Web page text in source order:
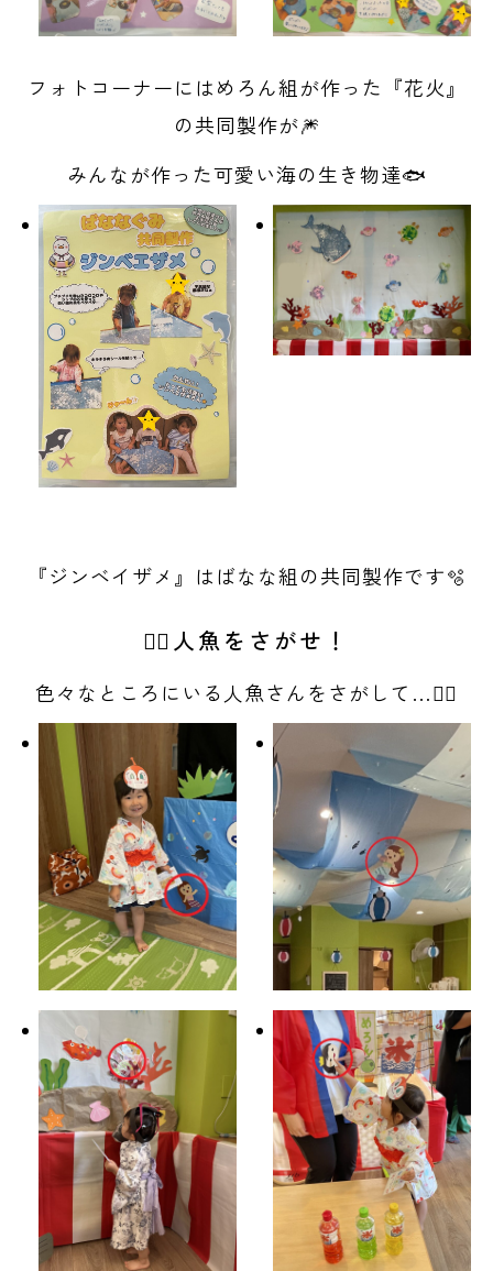
フォトコーナーにはめろん組が作った『花火』
の共同製作が🎆
みんなが作った可愛い海の生き物達🐟
『ジンベイザメ』はばなな組の共同製作です🫧
🧜‍♀️人魚をさがせ！
色々なところにいる人魚さんをさがして…🧜‍♀️